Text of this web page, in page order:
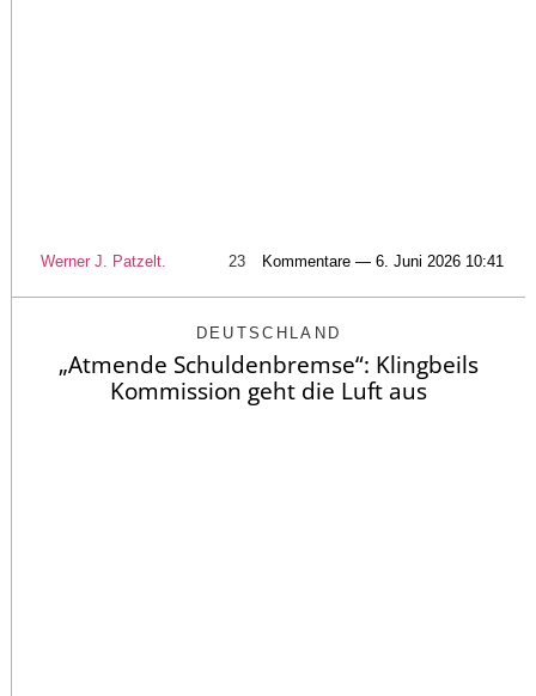
Werner J. Patzelt. 23 Kommentare — 6. Juni 2026 10:41
DEUTSCHLAND
„Atmende Schuldenbremse“: Klingbeils
Kommission geht die Luft aus